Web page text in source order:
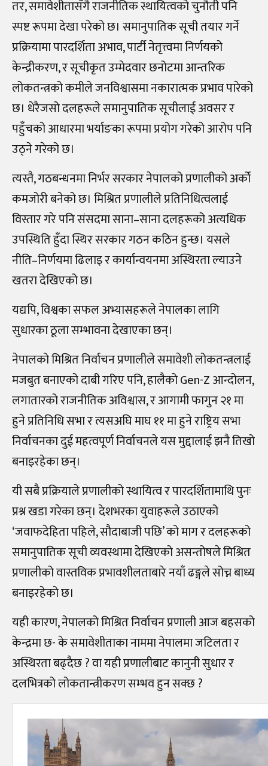
तर, समावेशीतासँगै राजनीतिक स्थायित्वको चुनौती पनि
स्पष्ट रूपमा देखा परेको छ। समानुपातिक सूची तयार गर्ने
प्रक्रियामा पारदर्शिता अभाव, पार्टी नेतृत्त्वमा निर्णयको
केन्द्रीकरण, र सूचीकृत उम्मेदवार छनोटमा आन्तरिक
लोकतन्त्रको कमीले जनविश्वासमा नकारात्मक प्रभाव पारेको
छ। धेरैजसो दलहरूले समानुपातिक सूचीलाई अवसर र
पहुँचको आधारमा भर्याङका रूपमा प्रयोग गरेको आरोप पनि
उठ्ने गरेको छ।
त्यस्तै, गठबन्धनमा निर्भर सरकार नेपालको प्रणालीको अर्को
कमजोरी बनेको छ। मिश्रित प्रणालीले प्रतिनिधित्वलाई
विस्तार गरे पनि संसदमा साना–साना दलहरूको अत्यधिक
उपस्थिति हुँदा स्थिर सरकार गठन कठिन हुन्छ। यसले
नीति–निर्णयमा ढिलाइ र कार्यान्वयनमा अस्थिरता ल्याउने
खतरा देखिएको छ।
यद्यपि, विश्वका सफल अभ्यासहरूले नेपालका लागि
सुधारका ठूला सम्भावना देखाएका छन्।
नेपालको मिश्रित निर्वाचन प्रणालीले समावेशी लोकतन्त्रलाई
मजबुत बनाएको दाबी गरिए पनि, हालैको Gen-Z आन्दोलन,
लगातारको राजनीतिक अविश्वास, र आगामी फागुन २१ मा
हुने प्रतिनिधि सभा र त्यसअघि माघ ११ मा हुने राष्ट्रिय सभा
निर्वाचनका दुई महत्वपूर्ण निर्वाचनले यस मुद्दालाई झनै तिखो
बनाइरहेका छन्।
यी सबै प्रक्रियाले प्रणालीको स्थायित्व र पारदर्शितामाथि पुनः
प्रश्न खडा गरेका छन्। देशभरका युवाहरूले उठाएको
‘जवाफदेहिता पहिले, सौदाबाजी पछि’ को माग र दलहरूको
समानुपातिक सूची व्यवस्थामा देखिएको असन्तोषले मिश्रित
प्रणालीको वास्तविक प्रभावशीलताबारे नयाँ ढङ्गले सोच्न बाध्य
बनाइरहेको छ।
यही कारण, नेपालको मिश्रित निर्वाचन प्रणाली आज बहसको
केन्द्रमा छ- के समावेशीताका नाममा नेपालमा जटिलता र
अस्थिरता बढ्दैछ ? वा यही प्रणालीबाट कानुनी सुधार र
दलभित्रको लोकतान्त्रीकरण सम्भव हुन सक्छ ?